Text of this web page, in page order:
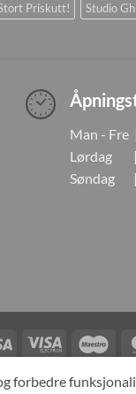
Priskutt! Studio
Man - Fre
Lørdag |
Søndag |
Visa
Visa
Electron
KONTAKT
forbedre